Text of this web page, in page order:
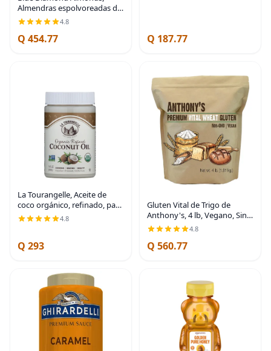
Almendras espolvoreadas de
cacao asadas al horno, 14
onzas
4.8
Q 454.77 Q 187.77
La Tourangelle, Aceite de
coco orgánico, refinado, para
cocinar, hornear, cabello y
cuidado de la piel, prensado
4.8
Q 293
Gluten Vital de Trigo de
Anthony's, 4 lb, Vegano, Sin
OGM, Apto para Keto, Bajo
en Carbohidratos
4.8
Q 560.77